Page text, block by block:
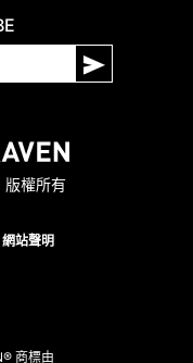
版權所有
網站聲明
商標由